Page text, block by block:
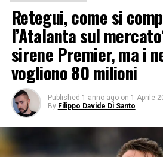
Retegui, come si
l’Atalanta sul
sirene Premier, ma i
vogliono 80 milioni
Published 1 anno ago on 1 Aprile
By Filippo Davide Di Santo